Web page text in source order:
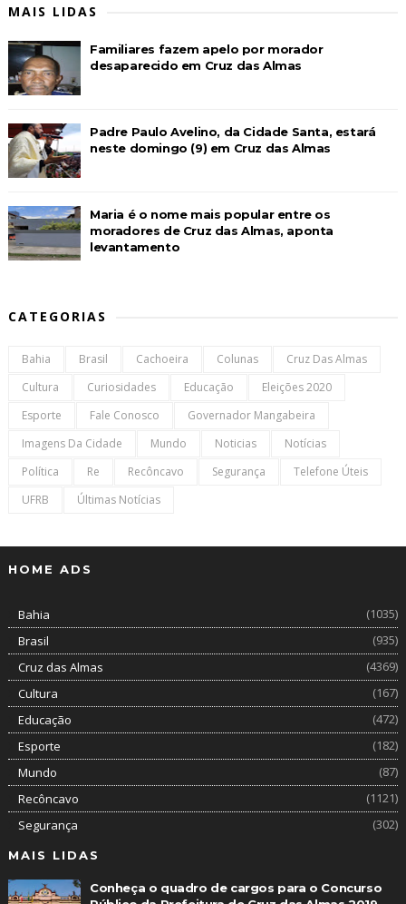
MAIS LIDAS
Familiares fazem apelo por morador
desaparecido em Cruz das Almas
Padre Paulo Avelino, da Cidade Santa, estará
neste domingo (9) em Cruz das Almas
Maria é o nome mais popular entre os
moradores de Cruz das Almas, aponta
levantamento
CATEGORIAS
Bahia Brasil Cachoeira Colunas
Cruz Das Almas
Cultura
Curiosidades Educação
Eleições 2020
Esporte
Fale Conosco
Governador Mangabeira
Imagens Da Cidade
Mundo Noticias
Notícias
Política
Re Recôncavo Segurança
Telefone Úteis
UFRB
Últimas Notícias
HOME ADS
Bahia
(1035)
Brasil
(935)
Cruz das Almas
(4369)
Cultura
(167)
Educação
(472)
Esporte
(182)
Mundo
(87)
Recôncavo
(1121)
Segurança
(302)
MAIS LIDAS
Conheça o quadro de cargos para o Concurso